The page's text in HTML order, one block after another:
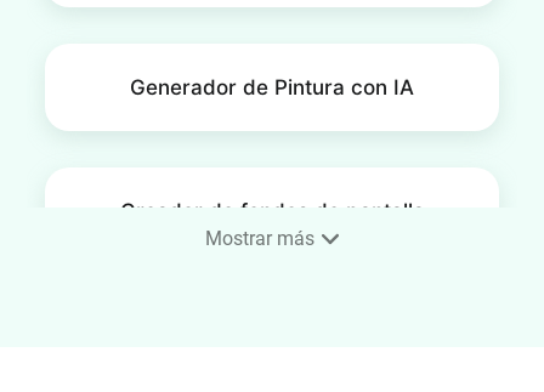
Generador de Pintura con IA
Creador de fondos de pantalla
para teléfono
Mostrar más